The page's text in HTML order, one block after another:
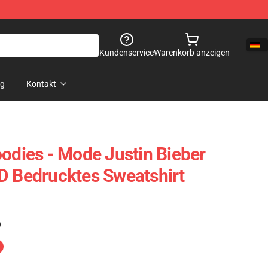
KundenserviceWarenkorb anzeigen
Kontakt
- Mode Justin Bieber
Bedrucktes Sweatshirt